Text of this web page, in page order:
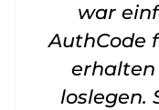
war
AuthCode
loslegen.